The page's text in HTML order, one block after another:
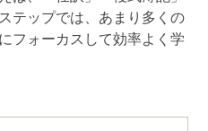
テップでは、あまり多くの
フォーカスして効率よく学